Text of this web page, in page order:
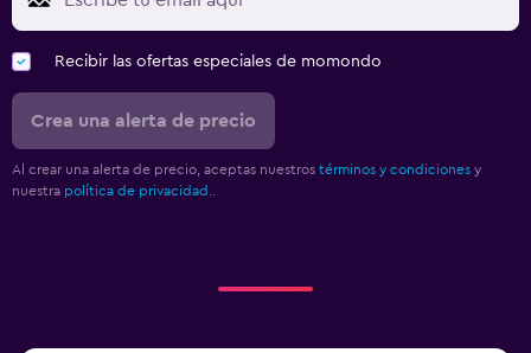
Recibir las ofertas especiales de momondo
Crea una alerta de precio
Al crear una alerta de precio, aceptas nuestros términos y condiciones y
nuestra política de privacidad.